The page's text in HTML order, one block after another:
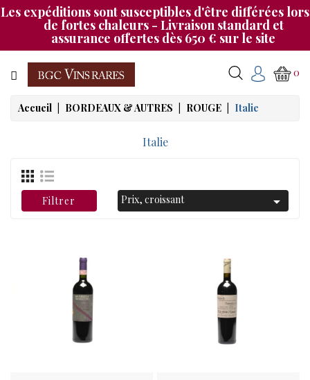
Les expéditions sont susceptibles d'être différées lors
de fortes chaleurs - Livraison standard et
assurance offertes dès 650 € sur le site
Catégorie
CHAMPAGNE
BOURGOGNE
BORDEAUX
0
Accueil BORDEAUX & AUTRES ROUGE Italie
Italie
Filtrer Prix, croissant 